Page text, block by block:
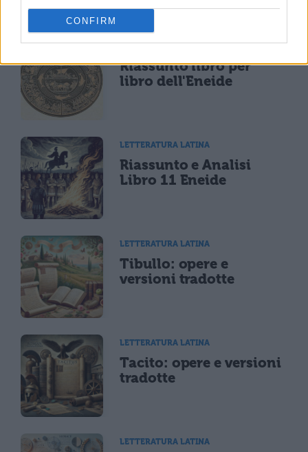
CONFIRM
LETTERATURA LATINA
Riassunto libro per
libro dell'Eneide
LETTERATURA LATINA
Riassunto e Analisi
Libro 11 Eneide
LETTERATURA LATINA
Tibullo: opere e
versioni tradotte
LETTERATURA LATINA
Tacito: opere e versioni
tradotte
LETTERATURA LATINA